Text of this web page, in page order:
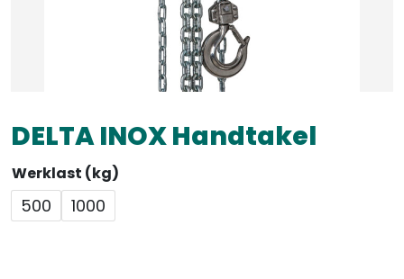
DELTA INOX Handtakel
Werklast (kg)
500 1000